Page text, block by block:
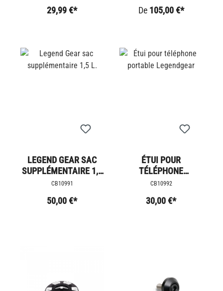
29,99 €* De 105,00 €*
LEGEND GEAR SAC
SUPPLÉMENTAIRE 1,5
L.
CB10991
50,00 €*
ÉTUI POUR
TÉLÉPHONE
PORTABLE
CB10992
30,00 €*